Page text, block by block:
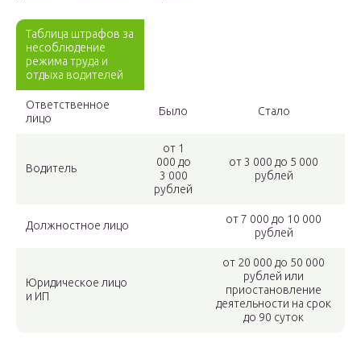
Таблица штрафов за
несоблюдение
режима труда и
отдыха водителей
Ответственное
лицо
Было Стало
Водитель
от 1
000 до
3 000
рублей
от 3 000 до 5 000
рублей
Должностное лицо
от 7 000 до 10 000
рублей
Юридическое лицо
и ИП
от 20 000 до 50 000
рублей или
приостановление
деятельности на срок
до 90 суток